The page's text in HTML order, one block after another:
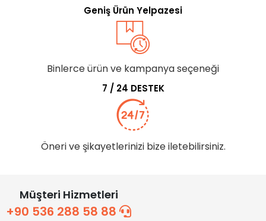
Geniş Ürün Yelpazesi
Binlerce ürün ve kampanya seçeneği
7 / 24 DESTEK
Öneri ve şikayetlerinizi bize iletebilirsiniz.
Müşteri Hizmetleri
+90 536 288 58 88